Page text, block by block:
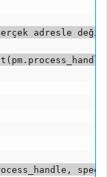
adresle